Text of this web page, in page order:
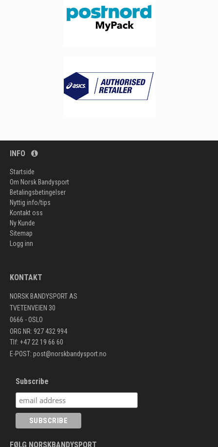
INFO
Startside
Om Norsk Bandysport
Betalingsbetingelser
Nyttig info/tips
Kontakt oss
Ny Kunde
Sitemap
Logg inn
KONTAKT
NORSK BANDYSPORT AS
TVETENVEIEN 30
0666 - OSLO
ORG NR: 927 432 994
Tlf: +47 22 19 66 60
E-POST: post@norskbandysport.no
Subscribe
FØLG NORSKBANDYSPORT